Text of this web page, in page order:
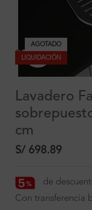
AGOTADO
LIQUIDACIÓN
Clic para
Lavadero
cm
S/ 698.89
de
Con transferencia